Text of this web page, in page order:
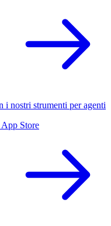
i nostri strumenti per agenti
Store